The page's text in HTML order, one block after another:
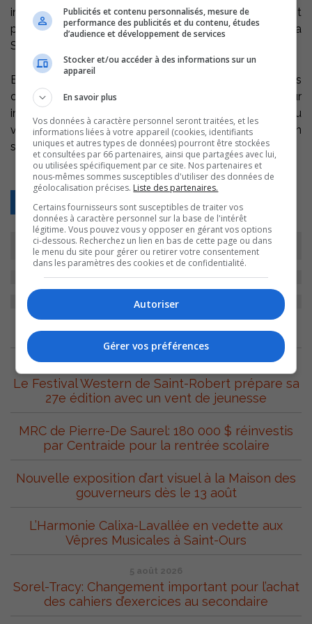
initié une ’’Opération freins’’, opération qui revient
périodiquement sur tout le territoire desservi par la
Sûreté du Québec.
En plus des constats pour excès de vitesse, les policiers
ont émis 38 autres constats et avertissements pour
infractions diverses comme le téléphone cellulaire au
volant et le port de la ceinture de sécurité. L’opération
s’est déroulée jeudi dernier entre 11 et 17 heures.
Retour
ARCHIVES
Le Festival Western de Saint-Robert prépare sa
27e édition avec un vent de jeunesse
MRC de Pierre-De Saurel: 180 000 $ réinvestis
par Centraide pour la rentrée scolaire
Nouvelle exposition d’art visuel à la Maison des
gouverneurs dès le 13 août
L’Harmonie Calixa-Lavallée en vedette aux
Vêpres Musicales à Saint-Ours
5 août 2026
Sorel-Tracy: Changement important pour l’achat
des cahiers d’exercices au secondaire
Publicités et contenu personnalisés, mesure de
performance des publicités et du contenu, études
d’audience et développement de services
Stocker et/ou accéder à des informations sur un
appareil
En savoir plus
Vos données à caractère personnel seront traitées, et les
informations liées à votre appareil (cookies, identifiants
uniques et autres types de données) pourront être stockées
et consultées par 66 partenaires, ainsi que partagées avec lui,
ou utilisées spécifiquement par ce site. Nos partenaires et
nous-mêmes sommes susceptibles d'utiliser des données de
géolocalisation précises. Liste des partenaires.
Certains fournisseurs sont susceptibles de traiter vos
données à caractère personnel sur la base de l'intérêt
légitime. Vous pouvez vous y opposer en gérant vos options
ci-dessous. Recherchez un lien en bas de cette page ou dans
le menu du site pour gérer ou retirer votre consentement
dans les paramètres des cookies et de confidentialité.
Autoriser
Gérer vos préférences